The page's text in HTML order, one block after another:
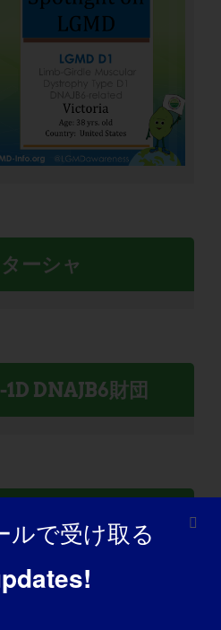
ーシャ
DNAJB6財団
ルで受け取る